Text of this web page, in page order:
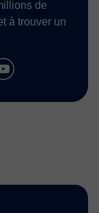
de
à trouver un